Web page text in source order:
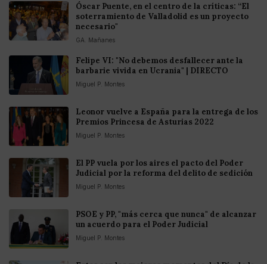
Óscar Puente, en el centro de la críticas: “El
soterramiento de Valladolid es un proyecto
necesario"
GA. Mañanes
Felipe VI: "No debemos desfallecer ante la
barbarie vivida en Ucrania" | DIRECTO
Miguel P. Montes
Leonor vuelve a España para la entrega de los
Premios Princesa de Asturias 2022
Miguel P. Montes
El PP vuela por los aires el pacto del Poder
Judicial por la reforma del delito de sedición
Miguel P. Montes
PSOE y PP, "más cerca que nunca" de alcanzar
un acuerdo para el Poder Judicial
Miguel P. Montes